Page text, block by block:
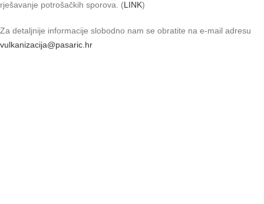
rješavanje potrošačkih sporova. (LINK)
Za detaljnije informacije slobodno nam se obratite na e-mail adresu
vulkanizacija@pasaric.hr